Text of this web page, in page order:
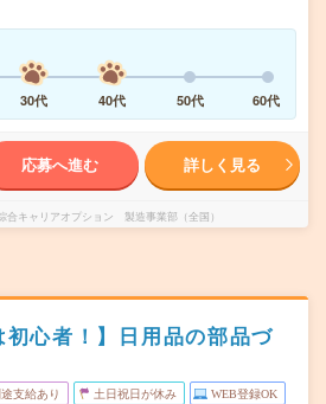
30代 40代 50代 60代
応募へ進む 詳しく見る
合キャリアオプション 製造事業部（全国）
初心者！】日用品の部品づ
支給あり 土日祝日が休み WEB登録OK